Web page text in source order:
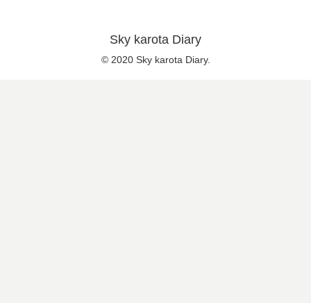
Sky karota Diary
© 2020 Sky karota Diary.